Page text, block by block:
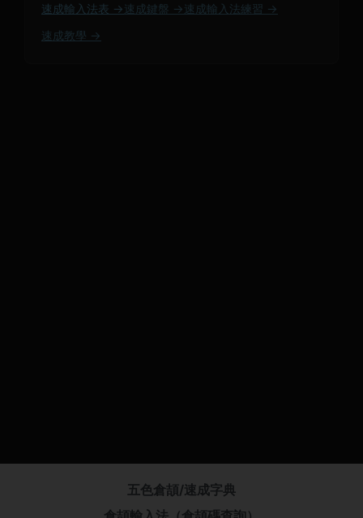
速成輸入法表 → 速成鍵盤 → 速成輸入法練習 →
速成教學 →
五色倉頡/速成字典